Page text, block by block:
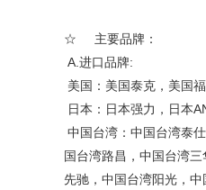
☆ 主要品牌：
A.进口品牌:
美国：美国泰克，美国
日本：日本强力，日本
中国台湾：中国台湾泰
国台湾路昌，中国台湾
先驰，中国台湾阳光，